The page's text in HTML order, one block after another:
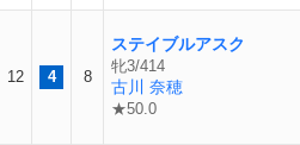
12 4 8
ステイブルアスク
牝3/414
古川 奈穂
★50.0